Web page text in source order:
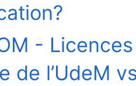
-
de l’UdeM